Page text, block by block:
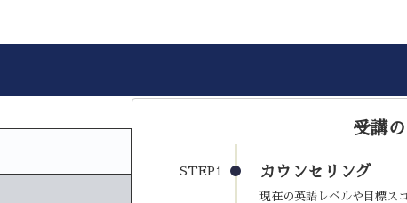
受講
STEP1 カウンセリング
現在の英語レベルや目標ス